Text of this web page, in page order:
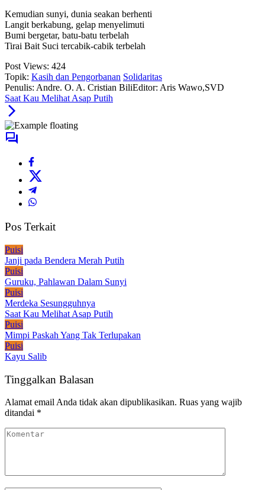
Kemudian sunyi, dunia seakan berhenti
Langit berkabung, gelap menyelimuti
Bumi bergetar, batu-batu terbelah
Tirai Bait Suci tercabik-cabik terbelah
Post Views: 424
Topik: Kasih dan Pengorbanan Solidaritas
Penulis: Andre. O. A. Cristian BiliEditor: Aris Wawo,SVD
Saat Kau Melihat Asap Putih
Pos Terkait
Puisi
Janji pada Bendera Merah Putih
Puisi
Guruku, Pahlawan Dalam Sunyi
Puisi
Merdeka Sesungguhnya
Saat Kau Melihat Asap Putih
Puisi
Mimpi Paskah Yang Tak Terlupakan
Puisi
Kayu Salib
Tinggalkan Balasan
Alamat email Anda tidak akan dipublikasikan. Ruas yang wajib
ditandai *